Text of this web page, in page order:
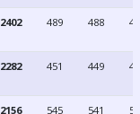
2402 489 488
2282 451 449
2156 545 541